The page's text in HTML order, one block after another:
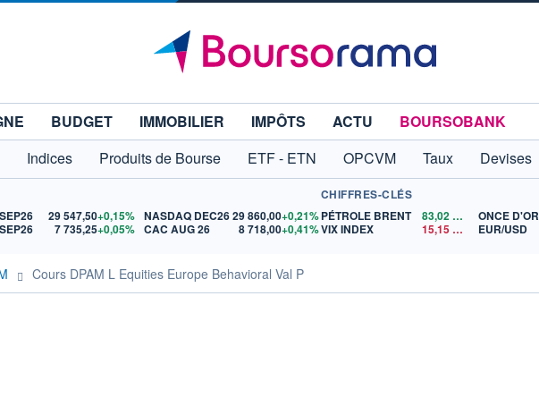
BUDGET IMMOBILIER IMPÔTS ACTU
BOURSOBANK
Indices Produits de Bourse ETF - ETN OPCVM Taux Devises
29 547,50+0,15%
7 735,25+0,05%
NASDAQ DEC2629 860,00+0,21%
CAC AUG 26
8 718,00+0,41%
CHIFFRES-CLÉS
PÉTROLE BRENT
83,02$US
VIX INDEX
15,15$US
ONCE D'OR
EUR/USD
Cours DPAM L Equities Europe Behavioral Val P